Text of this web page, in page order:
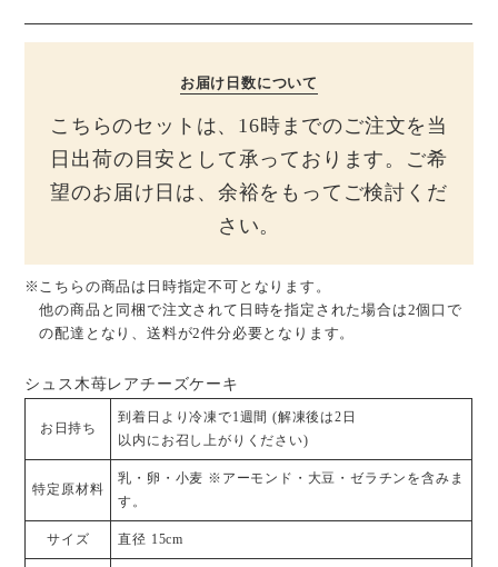
お届け日数について
こちらのセットは、16時までのご注文を当
日出荷の目安として承っております。ご希
望のお届け日は、余裕をもってご検討くだ
さい。
こちらの商品は日時指定不可となります。
他の商品と同梱で注文されて日時を指定された場合は2個口で
の配達となり、送料が2件分必要となります。
シュス木苺レアチーズケーキ
お日持ち
到着日より冷凍で1週間 (解凍後は2日
以内にお召し上がりください)
特定原材料
乳・卵・小麦 ※アーモンド・大豆・ゼラチンを含みま
す。
サイズ 直径 15cm